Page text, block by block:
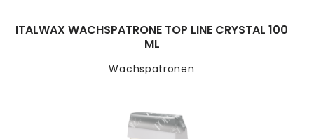
Wachspatronen
ITALWAX WACHSPATRONE TOP LINE CRYSTAL 100
ML